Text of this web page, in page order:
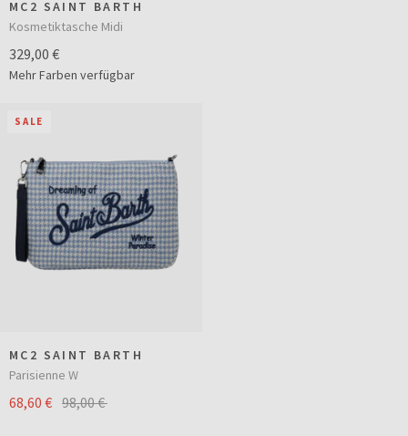
MC2 SAINT BARTH
Kosmetiktasche Midi
329,00 €
Mehr Farben verfügbar
SALE
MC2 SAINT BARTH
Parisienne W
68,60 € 98,00 €